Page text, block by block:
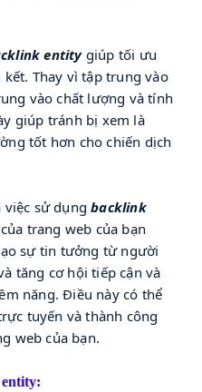
entitygiúp tối ưu
Thay vì tập trung vào
vào chất lượng và tính
giúp tránh bị xem là
tốt hơn cho chiến dịch
việc sử dụngbacklink
trang web của bạn
sự tin tưởng từ người
tăng cơ hội tiếp cận và
năng. Điều này có thể
tuyến và thành công
web của bạn.